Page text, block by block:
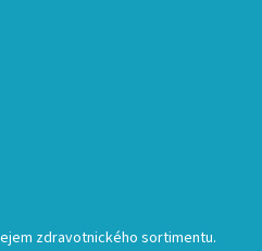
zdravotnického sortimentu.